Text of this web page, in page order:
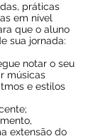
práticas
em nível
que o aluno
sua jornada:
notar o seu
músicas
e estilos
extensão do